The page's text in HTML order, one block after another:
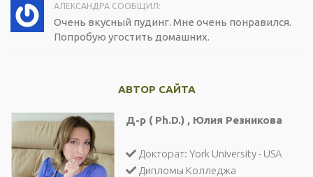
АЛЕКСАНДРА СООБЩИЛ:
Очень вкусный пудинг. Мне очень понравился.
Попробую угостить домашних.
АВТОР САЙТА
Д-р ( Ph.D.) , Юлия Резникова
Докторат: York University - USA
Дипломы Колледжа